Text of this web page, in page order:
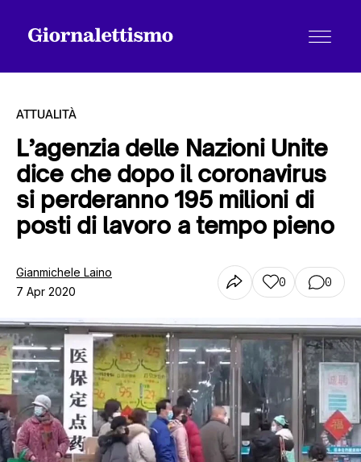
Tutti gli articoli
Chi siamo
Contatti
ATTUALITÀ
L’agenzia delle Nazioni Unite
dice che dopo il coronavirus
si perderanno 195 milioni di
posti di lavoro a tempo pieno
Gianmichele Laino
7 Apr 2020
0 0